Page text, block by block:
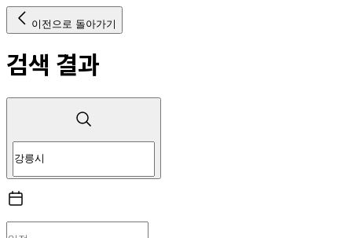
이전으로 돌아가기
검색 결과